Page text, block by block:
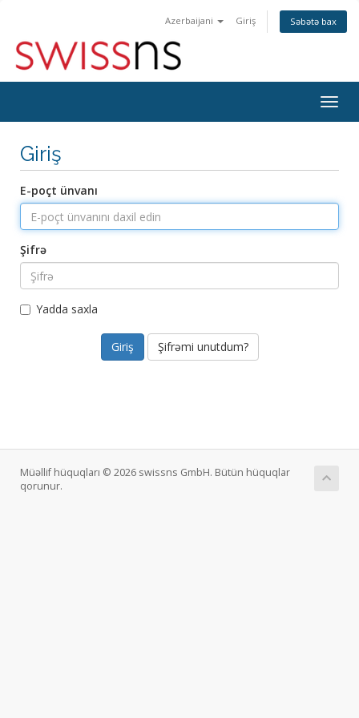
Azerbaijani Giriş Səbətə bax
keçid
Giriş
E-poçt ünvanı
Şifrə
Yadda saxla
Şifrəmi unutdum?
Müəllif hüquqları © 2026 swissns GmbH. Bütün hüquqlar
qorunur.